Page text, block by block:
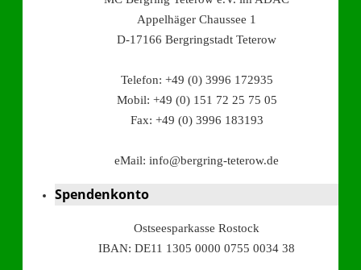
Appelhäger Chaussee 1
D-17166 Bergringstadt Teterow
Telefon: +49 (0) 3996 172935
Mobil: +49 (0) 151 72 25 75 05
Fax: +49 (0) 3996 183193
eMail: info@bergring-teterow.de
Spendenkonto
Ostseesparkasse Rostock
IBAN: DE11 1305 0000 0755 0034 38